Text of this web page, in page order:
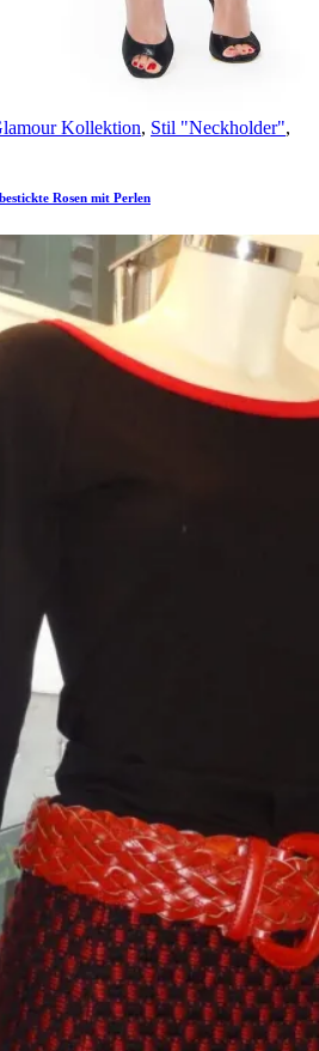
Kollektion, Stil "Neckholder",
Rosen mit Perlen